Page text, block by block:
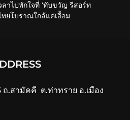
ลาไปพักใจที่ ‘ทับขวัญ รีสอร์ท
ทยโบราณใกล้แค่เอื้อม
ถ.สามัคคี ต.ท่าทราย อ.เมือง